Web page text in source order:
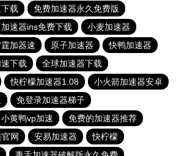
载
免费加速器永久免费版
加速器ins免费下载
小麦加速器
加器速 原子加速器
快鸭加速器
下载
全球加速器下载
快柠檬加速器1.08
小火箭加速器安卓
免登录加速器梯子
小黄鸭vp加速
免费的加速器推荐
网 安易加速器
快柠檬